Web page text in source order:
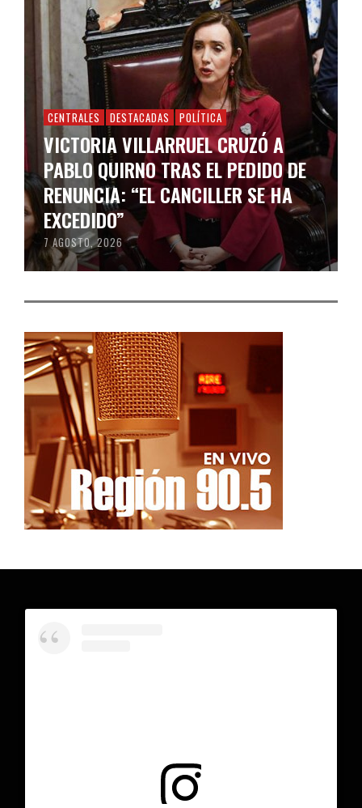
CENTRALES DESTACADAS POLÍTICA
VICTORIA VILLARRUEL CRUZÓ A
PABLO QUIRNO TRAS EL PEDIDO DE
RENUNCIA: “EL CANCILLER SE HA
EXCEDIDO”
7 AGOSTO, 2026